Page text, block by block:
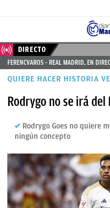
ÚLTIMAS
NOTICIAS
MADRID
BALONCESTO
CANTERA
FICHAJES
DIRECTO
FEMENINO
DIRECTO
FERENCVAROS – REAL MADRID, EN
QUIERE HACER HISTORIA
Rodrygo no se irá del
Rodrygo Goes no quiere
ningún concepto